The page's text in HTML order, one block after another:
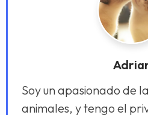
Soy un apasionado de
animales, y tengo el